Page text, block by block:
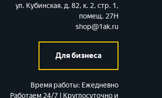
ул. Кубинская, д. 82, к. 2, стр. 1,
помещ. 27Н
shop@1ak.ru
Для бизнеса
Время работы: Ежедневно
Работаем 24/7 | Круглосуточно и